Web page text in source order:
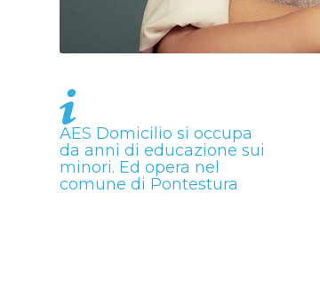
AES Domicilio si occupa
da anni di educazione sui
minori. Ed opera nel
comune di Pontestura